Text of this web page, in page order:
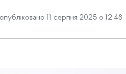
опубліковано 11 серпня 2025 о 12:48